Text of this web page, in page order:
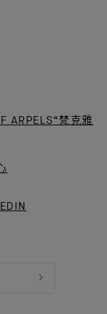
ARPELS“梵克雅